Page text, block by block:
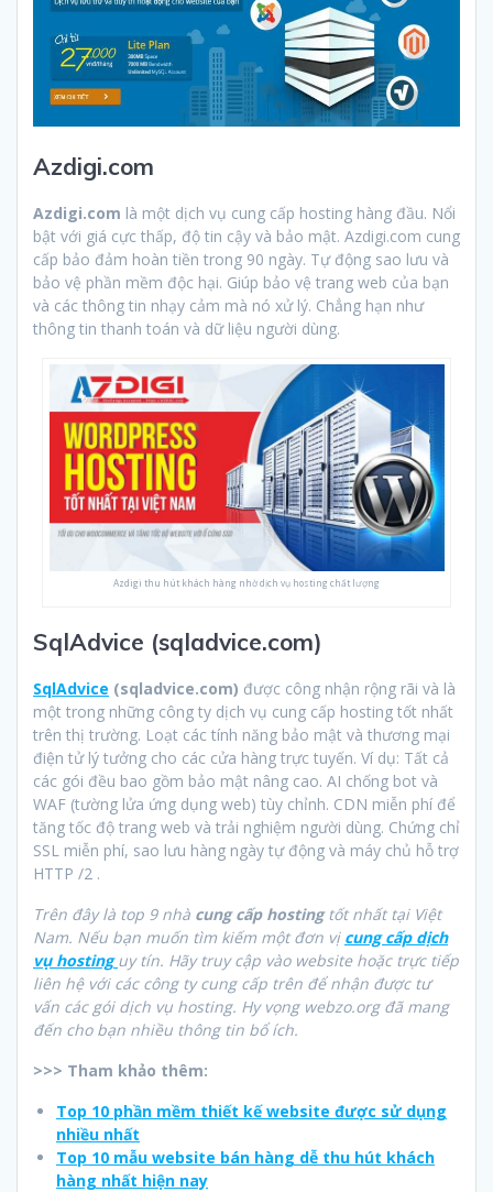
Azdigi.com
Azdigi.com là một dịch vụ cung cấp hosting hàng đầu. Nổi
bật với giá cực thấp, độ tin cậy và bảo mật. Azdigi.com cung
cấp bảo đảm hoàn tiền trong 90 ngày. Tự động sao lưu và
bảo vệ phần mềm độc hại. Giúp bảo vệ trang web của bạn
và các thông tin nhạy cảm mà nó xử lý. Chẳng hạn như
thông tin thanh toán và dữ liệu người dùng.
Azdigi thu hút khách hàng nhờ dịch vụ hosting chất lượng
SqlAdvice (sqladvice.com)
SqlAdvice (sqladvice.com) được công nhận rộng rãi và là
một trong những công ty dịch vụ cung cấp hosting tốt nhất
trên thị trường. Loạt các tính năng bảo mật và thương mại
điện tử lý tưởng cho các cửa hàng trực tuyến. Ví dụ: Tất cả
các gói đều bao gồm bảo mật nâng cao. AI chống bot và
WAF (tường lửa ứng dụng web) tùy chỉnh. CDN miễn phí để
tăng tốc độ trang web và trải nghiệm người dùng. Chứng chỉ
SSL miễn phí, sao lưu hàng ngày tự động và máy chủ hỗ trợ
HTTP /2 .
Trên đây là top 9 nhà cung cấp hostingtốt nhất tại Việt
Nam. Nếu bạn muốn tìm kiếm một đơn vị cung cấp dịch
vụ hosting uy tín. Hãy truy cập vào website hoặc trực tiếp
liên hệ với các công ty cung cấp trên để nhận được tư
vấn các gói dịch vụ hosting. Hy vọng webzo.org đã mang
đến cho bạn nhiều thông tin bổ ích.
>>> Tham khảo thêm:
Top 10 phần mềm thiết kế website được sử dụng
nhiều nhất
Top 10 mẫu website bán hàng dễ thu hút khách
hàng nhất hiện nay